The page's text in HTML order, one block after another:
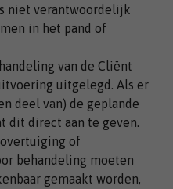
niet verantwoordelijk
in het pand of
van de Cliënt
uitgelegd. Als er
deel van) de geplande
dit direct aan te geven.
of
behandeling moeten
gemaakt worden,